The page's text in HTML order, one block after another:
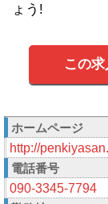
ょう!
この
ホームページ
http://
電話番号
090-3345-7794